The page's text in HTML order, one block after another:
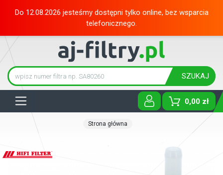
Do 12.08.2026 jesteśmy dostępni tylko online, bez wsparcia
telefonicznego.
SZUKAJ
0,00 zł
Strona główna